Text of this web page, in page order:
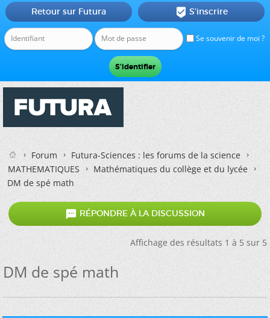
Se souvenir de moi ?
Retour sur Futura  S'inscrire
Forum
Futura-Sciences : les forums de la science
MATHEMATIQUES
Mathématiques du collège et du lycée
DM de spé math
 RÉPONDRE À LA DISCUSSION
Affichage des résultats 1 à 5 sur 5
DM de spé math